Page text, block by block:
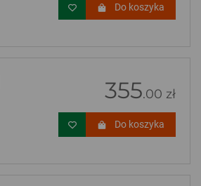
Do koszyka
355.00 zł
Do koszyka